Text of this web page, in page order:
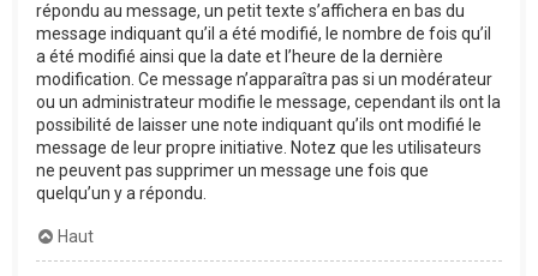
répondu au message, un petit texte s’affichera en bas du
message indiquant qu’il a été modifié, le nombre de fois qu’il
a été modifié ainsi que la date et l’heure de la dernière
modification. Ce message n’apparaîtra pas si un modérateur
ou un administrateur modifie le message, cependant ils ont la
possibilité de laisser une note indiquant qu’ils ont modifié le
message de leur propre initiative. Notez que les utilisateurs
ne peuvent pas supprimer un message une fois que
quelqu’un y a répondu.
Haut